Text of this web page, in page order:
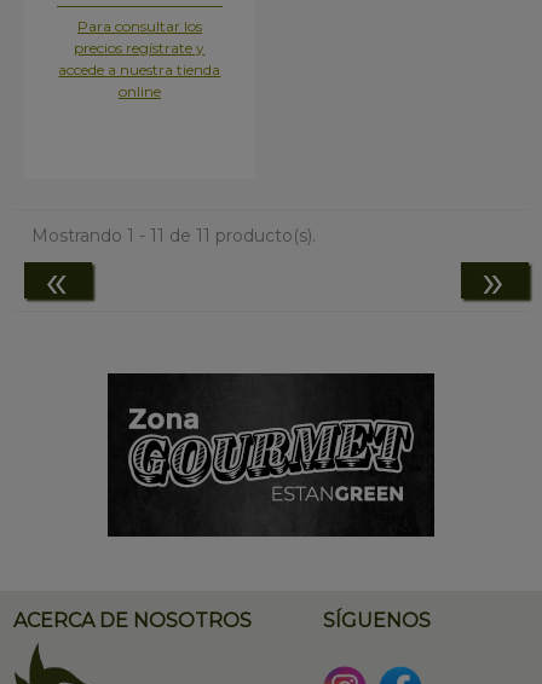
Para consultar los
precios regístrate y
accede a nuestra tienda
online
Mostrando 1 - 11 de 11 producto(s).
« »
ACERCA DE NOSOTROS SÍGUENOS